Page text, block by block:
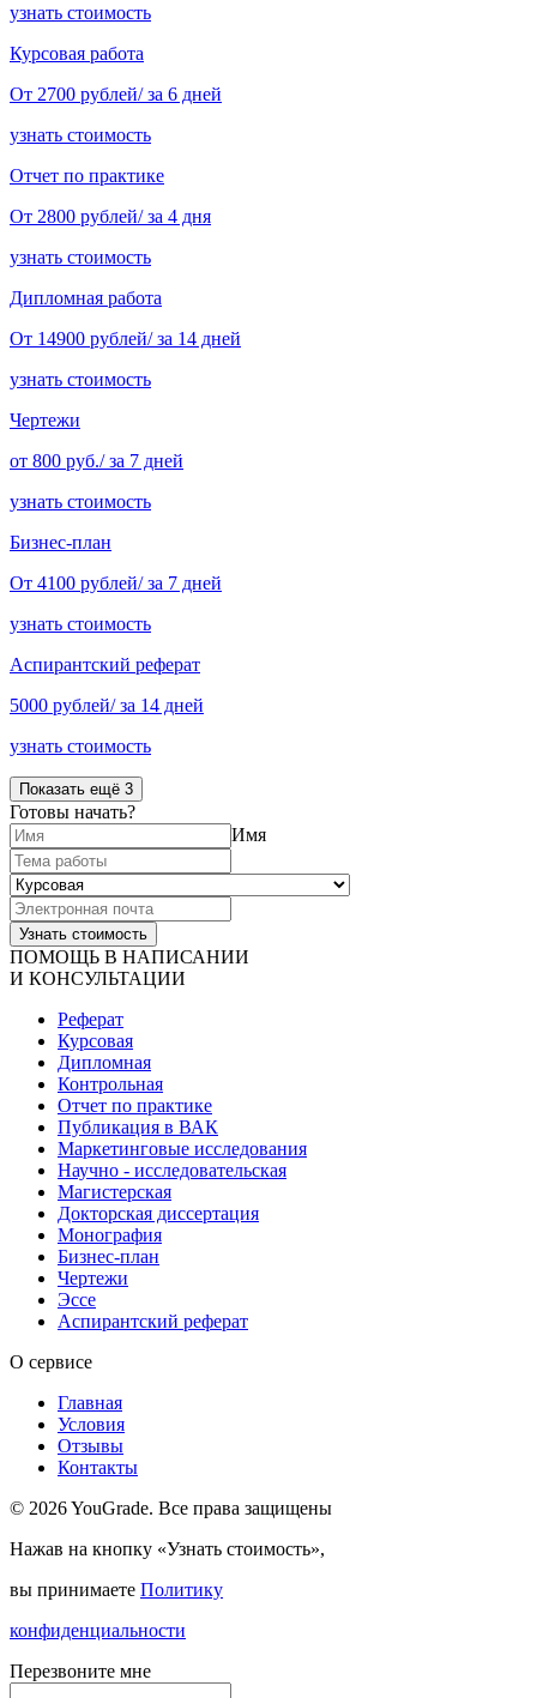
узнать стоимость
Курсовая работа
От 2700 рублей/ за 6 дней
узнать стоимость
Отчет по практике
От 2800 рублей/ за 4 дня
узнать стоимость
Дипломная работа
От 14900 рублей/ за 14 дней
узнать стоимость
Чертежи
от 800 руб./ за 7 дней
узнать стоимость
Бизнес-план
От 4100 рублей/ за 7 дней
узнать стоимость
Аспирантский реферат
5000 рублей/ за 14 дней
узнать стоимость
Показать ещё 3
Готовы начать?
Имя
ПОМОЩЬ В НАПИСАНИИ
И КОНСУЛЬТАЦИИ
Реферат
Курсовая
Дипломная
Контрольная
Отчет по практике
Публикация в ВАК
Маркетинговые исследования
Научно - исследовательская
Магистерская
Докторская диссертация
Монография
Бизнес-план
Чертежи
Эссе
Аспирантский реферат
О сервисе
Главная
Условия
Отзывы
Контакты
© 2026 YouGrade. Все права защищены
Нажав на кнопку «Узнать стоимость»,
вы принимаете Политику
конфиденциальности
Перезвоните мне